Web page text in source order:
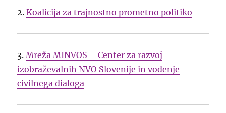
2.Koalicija za trajnostno prometno politiko
3.Mreža MINVOS – Center za razvoj
izobraževalnih NVO Slovenije in vodenje
civilnega dialoga